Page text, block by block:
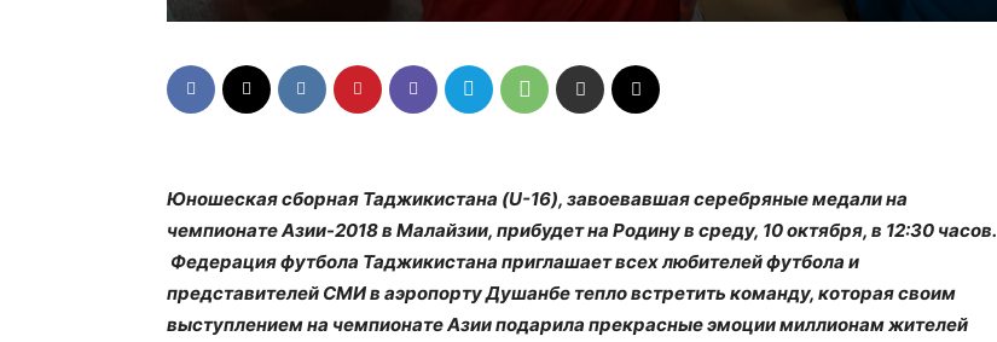
Юношеская сборная Таджикистана (U-16), завоевавшая серебряные медали на
чемпионате Азии-2018 в Малайзии, прибудет на Родину в среду, 10 октября, в 12:30 часов.
Федерация футбола Таджикистана приглашает всех любителей футбола и
представителей СМИ в аэропорту Душанбе тепло встретить команду, которая своим
выступлением на чемпионате Азии подарила прекрасные эмоции миллионам жителей